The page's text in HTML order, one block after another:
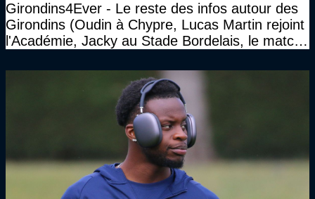
Girondins4Ever - Le reste des infos autour des
Girondins (Oudin à Chypre, Lucas Martin rejoint
l'Académie, Jacky au Stade Bordelais, le match